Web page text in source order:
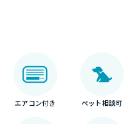
エアコン付き ペット相談可